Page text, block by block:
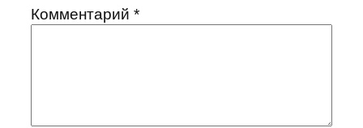
Комментарий *